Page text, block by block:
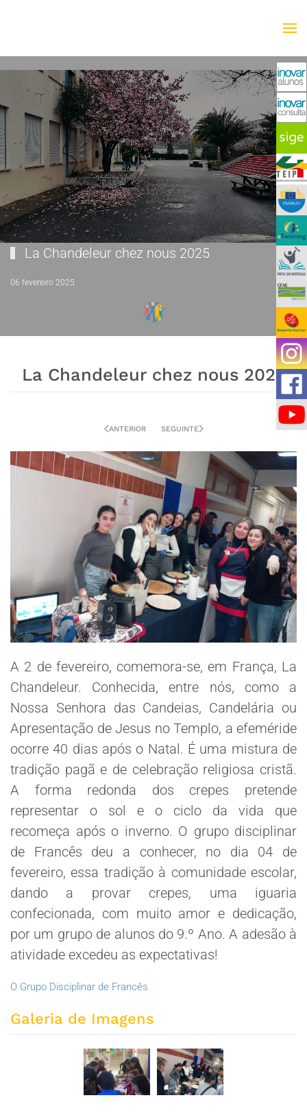
La Chandeleur chez nous 2025
06 fevereiro 2025
La Chandeleur chez nous 2025
ANTERIOR SEGUINTE
A 2 de fevereiro, comemora-se, em França, La
Chandeleur. Conhecida, entre nós, como a
Nossa Senhora das Candeias, Candelária ou
Apresentação de Jesus no Templo, a efeméride
ocorre 40 dias após o Natal. É uma mistura de
tradição pagã e de celebração religiosa cristã.
A forma redonda dos crepes pretende
representar o sol e o ciclo da vida que
recomeça após o inverno. O grupo disciplinar
de Francês deu a conhecer, no dia 04 de
fevereiro, essa tradição à comunidade escolar,
dando a provar crepes, uma iguaria
confecionada, com muito amor e dedicação,
por um grupo de alunos do 9.º Ano. A adesão à
atividade excedeu as expectativas!
O Grupo Disciplinar de Francês
Galeria de Imagens
ZOOM ZOOM